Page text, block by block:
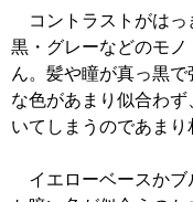
コントラストがはっ
黒・グレーなどのモ
ん。髪や瞳が真っ黒
な色があまり似合わ
いてしまうのであまり
イエローベースかブ